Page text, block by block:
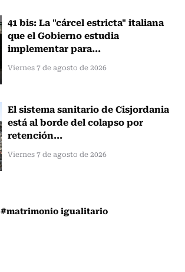
41 bis: La "cárcel estricta" italiana
que el Gobierno estudia
implementar para...
Viernes 7 de agosto de 2026
El sistema sanitario de Cisjordania
está al borde del colapso por
retención...
Viernes 7 de agosto de 2026
#matrimonio igualitario